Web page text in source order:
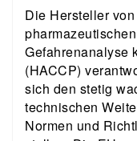
Die Hersteller
Gefahrenanalyse
(HACCP)
sich den stetig
technischen
Normen und